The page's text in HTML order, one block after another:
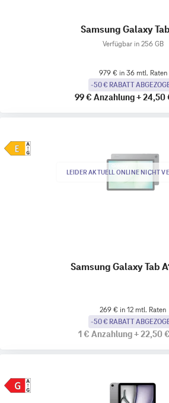
Samsung Galaxy Tab
Verfügbar in 256 GB
979 € in 36 mtl. Raten
-50 € RABATT
99 € Anzahlung+24,50
LEIDER AKTUELL ONLINE NICHT
Samsung Galaxy Tab
269 € in 12 mtl. Raten
-50 € RABATT
1 € Anzahlung+22,50 €